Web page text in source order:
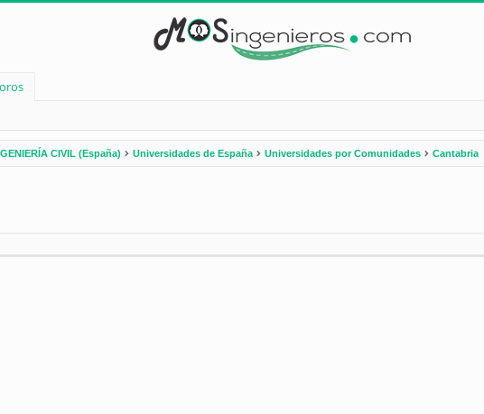
CIVIL (España) Universidades de España Universidades por Comunidades Cantabria